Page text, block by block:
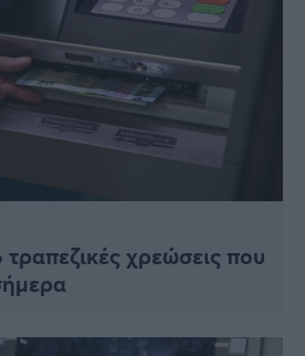
τραπεζικές χρεώσεις που